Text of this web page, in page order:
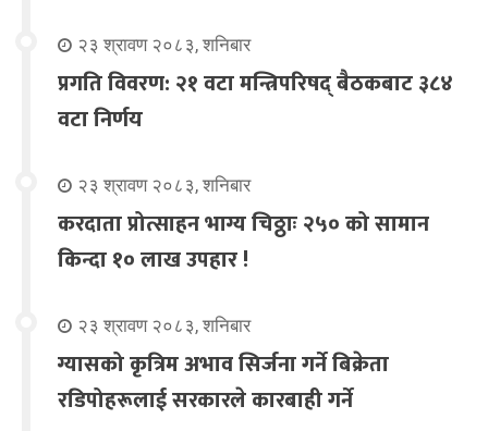
२३ श्रावण २०८३, शनिबार
प्रगति विवरण: २१ वटा मन्त्रिपरिषद् बैठकबाट ३८४
वटा निर्णय
२३ श्रावण २०८३, शनिबार
करदाता प्रोत्साहन भाग्य चिठ्ठाः २५० को सामान
किन्दा १० लाख उपहार !
२३ श्रावण २०८३, शनिबार
ग्यासको कृत्रिम अभाव सिर्जना गर्ने बिक्रेता
रडिपोहरूलाई सरकारले कारबाही गर्ने